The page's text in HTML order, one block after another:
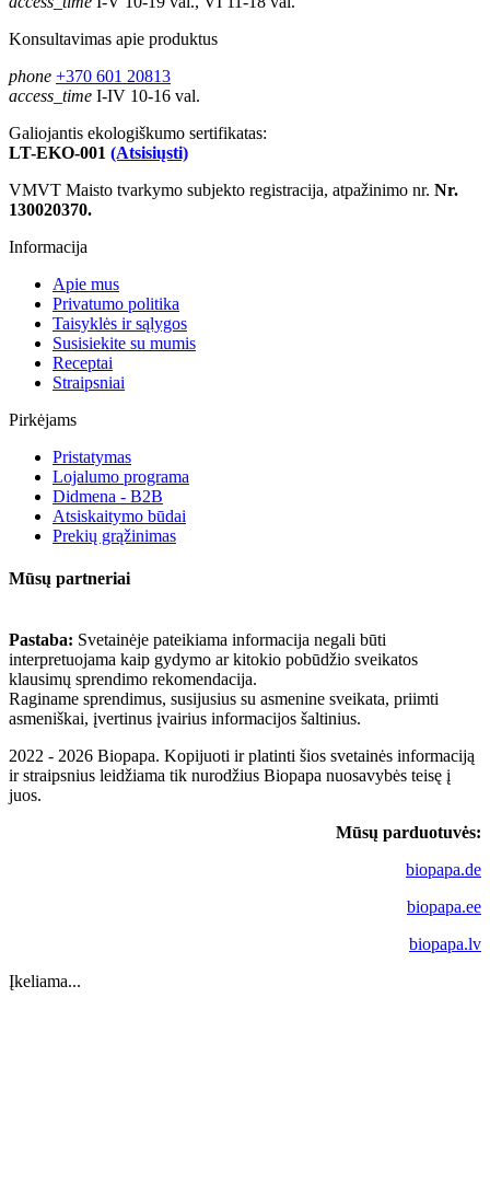
Konsultavimas apie produktus
phone +370 601 20813
access_time I-IV 10-16 val.
Galiojantis ekologiškumo sertifikatas:
LT-EKO-001 (Atsisiųsti)
VMVT Maisto tvarkymo subjekto registracija, atpažinimo nr. Nr.
130020370.
Informacija
Apie mus
Privatumo politika
Taisyklės ir sąlygos
Susisiekite su mumis
Receptai
Straipsniai
Pirkėjams
Pristatymas
Lojalumo programa
Didmena - B2B
Atsiskaitymo būdai
Prekių grąžinimas
Mūsų partneriai
Pastaba: Svetainėje pateikiama informacija negali būti
interpretuojama kaip gydymo ar kitokio pobūdžio sveikatos
klausimų sprendimo rekomendacija.
Raginame sprendimus, susijusius su asmenine sveikata, priimti
asmeniškai, įvertinus įvairius informacijos šaltinius.
2022 - 2026 Biopapa. Kopijuoti ir platinti šios svetainės informaciją
ir straipsnius leidžiama tik nurodžius Biopapa nuosavybės teisę į
juos.
Mūsų parduotuvės:
biopapa.de
biopapa.ee
biopapa.lv
Įkeliama...